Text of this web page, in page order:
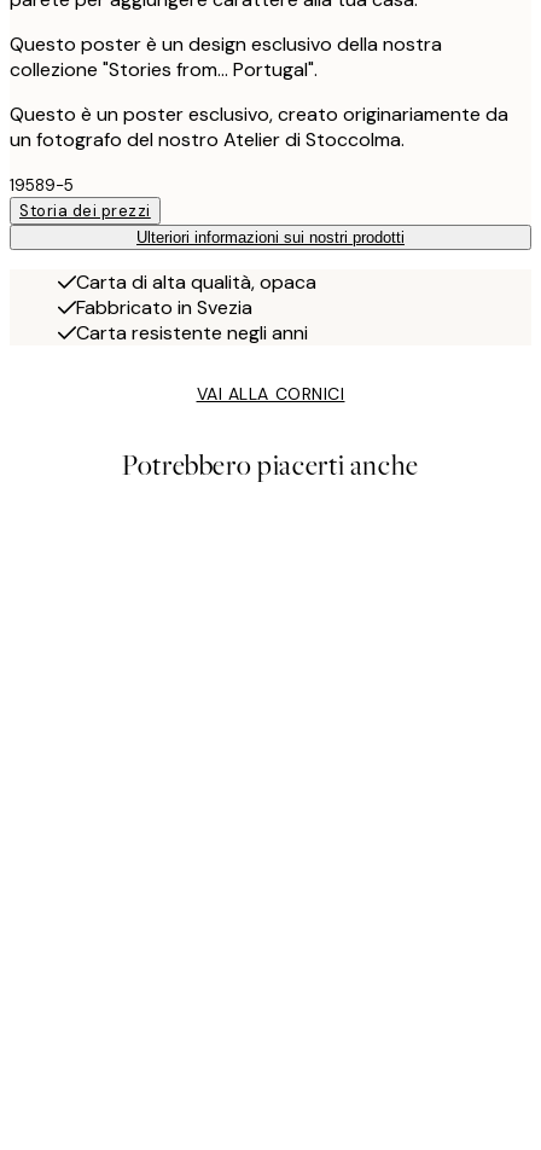
Questo poster è un design esclusivo della nostra
collezione "Stories from... Portugal".
Questo è un poster esclusivo, creato originariamente da
un fotografo del nostro Atelier di Stoccolma.
19589-5
Storia dei prezzi
Ulteriori informazioni sui nostri prodotti
Carta di alta qualità, opaca
Fabbricato in Svezia
Carta resistente negli anni
VAI ALLA CORNICI
Potrebbero piacerti anche